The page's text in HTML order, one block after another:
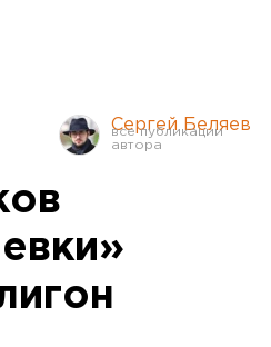
Сергей Беляев